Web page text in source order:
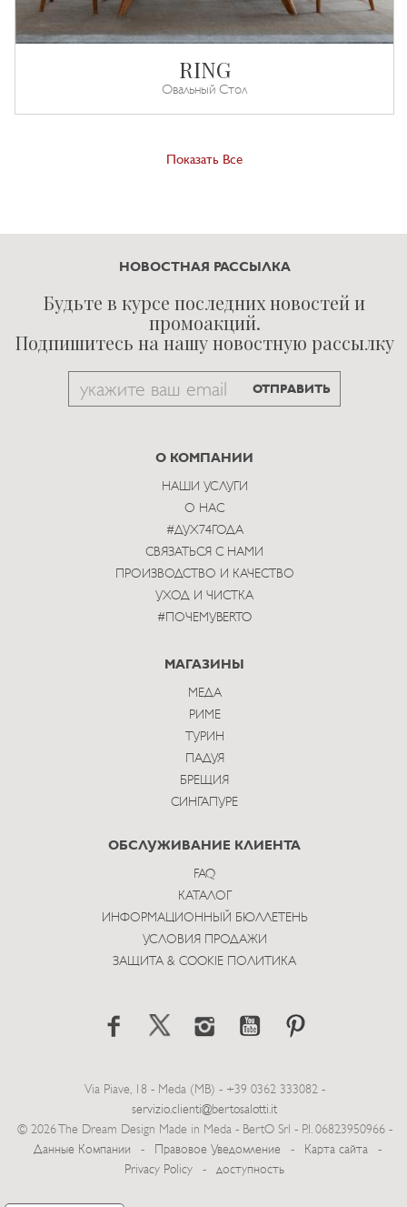
RING
Овальный Стол
Показать Все
НОВОСТНАЯ РАССЫЛКА
Будьте в курсе последних новостей и
промоакций.
Подпишитесь на нашу новостную рассылку
Email
subscribe
ОТПРАВИТЬ
О КОМПАНИИ
НАШИ УСЛУГИ
О НАС
#ДУХ74ГОДА
СВЯЗАТЬСЯ С НАМИ
ПРОИЗВОДСТВО И КАЧЕСТВО
УХОД И ЧИСТКА
#ПОЧЕМУBERTO
МАГАЗИНЫ
МЕДА
РИМЕ
ТУРИН
ПАДУЯ
БРЕЩИЯ
СИНГАПУРЕ
ОБСЛУЖИВАНИЕ КЛИЕНТА
FAQ
КАТАЛОГ
ИНФОРМАЦИОННЫЙ БЮЛЛЕТЕНЬ
УСЛОВИЯ ПРОДАЖИ
ЗАЩИТА & COOKIE ПОЛИТИКА
Via Piave, 18 - Meda (MB) - +39 0362 333082 -
servizio.clienti@bertosalotti.it
© 2026 The Dream Design Made in Meda - BertO Srl - P.I. 06823950966 -
Данные Компании
- Правовое Уведомление - Карта сайта
-
Privacy Policy
- доступность